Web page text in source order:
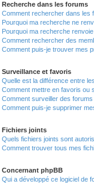
Recherche dans les forums
Comment rechercher dans les
Pourquoi ma recherche ne
Pourquoi ma recherche
Comment rechercher des
Comment puis-je trouver mes
Surveillance et favoris
Quelle est la différence entre
Comment mettre en favoris ou
Comment surveiller des forums
Comment puis-je supprimer
Fichiers joints
Quels fichiers joints sont
Comment trouver tous mes
Concernant phpBB
Qui a développé ce logiciel de